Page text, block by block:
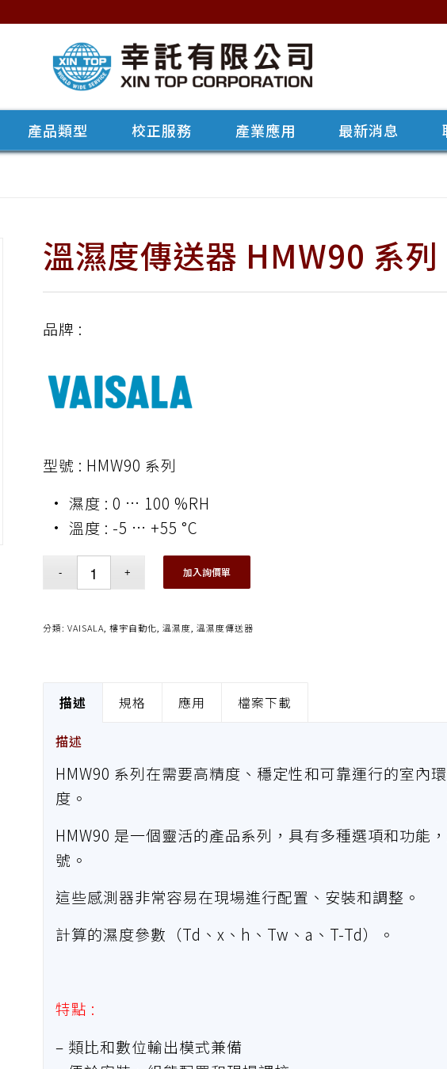
產品類型 校正服務 產業應用 最新消息
溫濕度傳送器 HMW90 系列
品牌 :
型號 : HMW90 系列
• 濕度 : 0 … 100 %RH
• 溫度 : -5 … +55 °C
加入詢價單
分類: VAISALA 樓宇自動化 溫濕度 溫濕度傳送器
描述 規格 應用 檔案下載
描述
HMW90 系列在需要高精度、穩定性和可靠運行的室內
度。
HMW90 是一個靈活的產品系列，具有多種選項和功能
號。
這些感測器非常容易在現場進行配置、安裝和調整。
計算的濕度參數（Td、x、h、Tw、a、T-Td）。
特點 :
– 類比和數位輸出模式兼備